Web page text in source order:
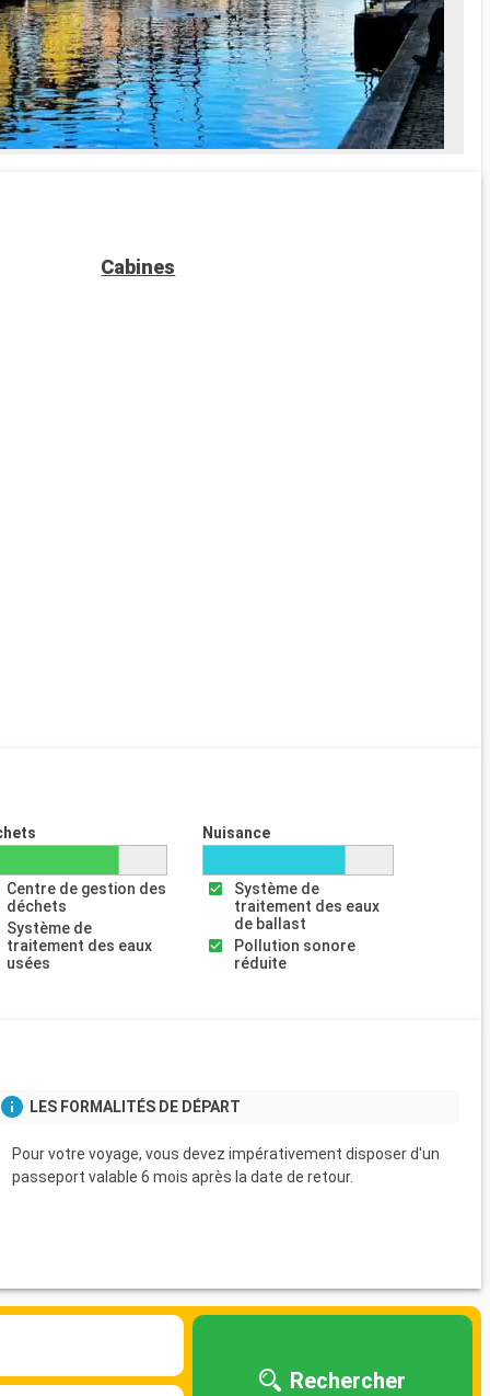
Cabines
Centre de gestion des
déchets
Système de
traitement des eaux
usées
Nuisance
Système de
traitement des eaux
de ballast
Pollution sonore
réduite
LES FORMALITÉS DE DÉPART
Pour votre voyage, vous devez impérativement disposer d'un
passeport valable 6 mois après la date de retour.
Rechercher